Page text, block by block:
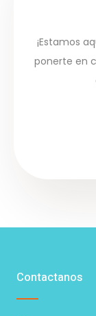
¡Estamos
ponerte en
Contactanos